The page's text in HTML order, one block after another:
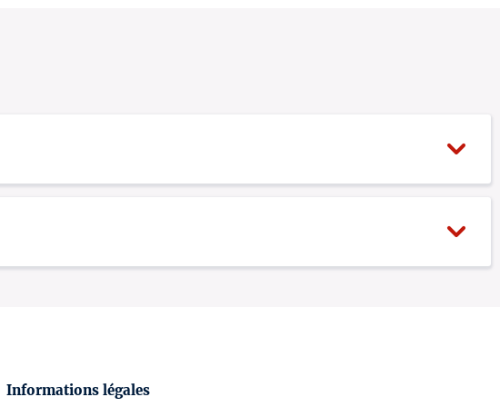
Informations légales